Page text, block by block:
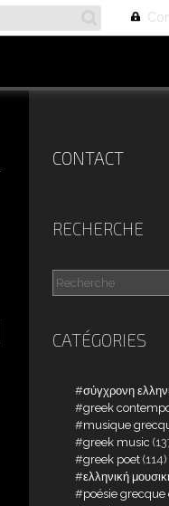
CONTACT
RECHERCHE
CATÉGORIES
σύγχρονη
greek
musique
greek music
greek poet (114)
ελληνική
poésie